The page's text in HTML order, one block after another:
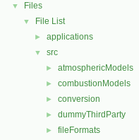
▼ Files
▼ File List
► applications
▼ src
► atmosphericModels
► combustionModels
► conversion
► dummyThirdParty
► fileFormats